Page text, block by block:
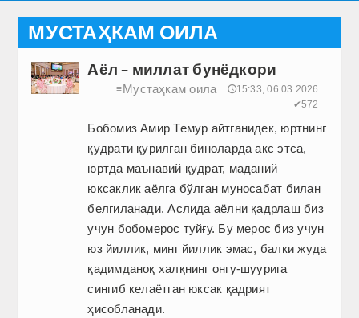
МУСТАҲКАМ ОИЛА
Аёл – миллат бунёдкори
≡Мустаҳкам оила
🕔15:33, 06.03.2026
✔572
Бобомиз Амир Темур айтганидек, юртнинг
қудрати қурилган биноларда акс этса,
юртда маънавий қудрат, маданий
юксаклик аёлга бўлган муносабат билан
белгиланади. Аслида аёлни қадрлаш биз
учун бобомерос туйғу. Бу мерос биз учун
юз йиллик, минг йиллик эмас, балки жуда
қадимданоқ халқнинг онгу-шуурига
сингиб келаётган юксак қадрият
ҳисобланади.